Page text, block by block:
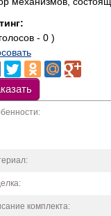
- 0 )
комплекта: